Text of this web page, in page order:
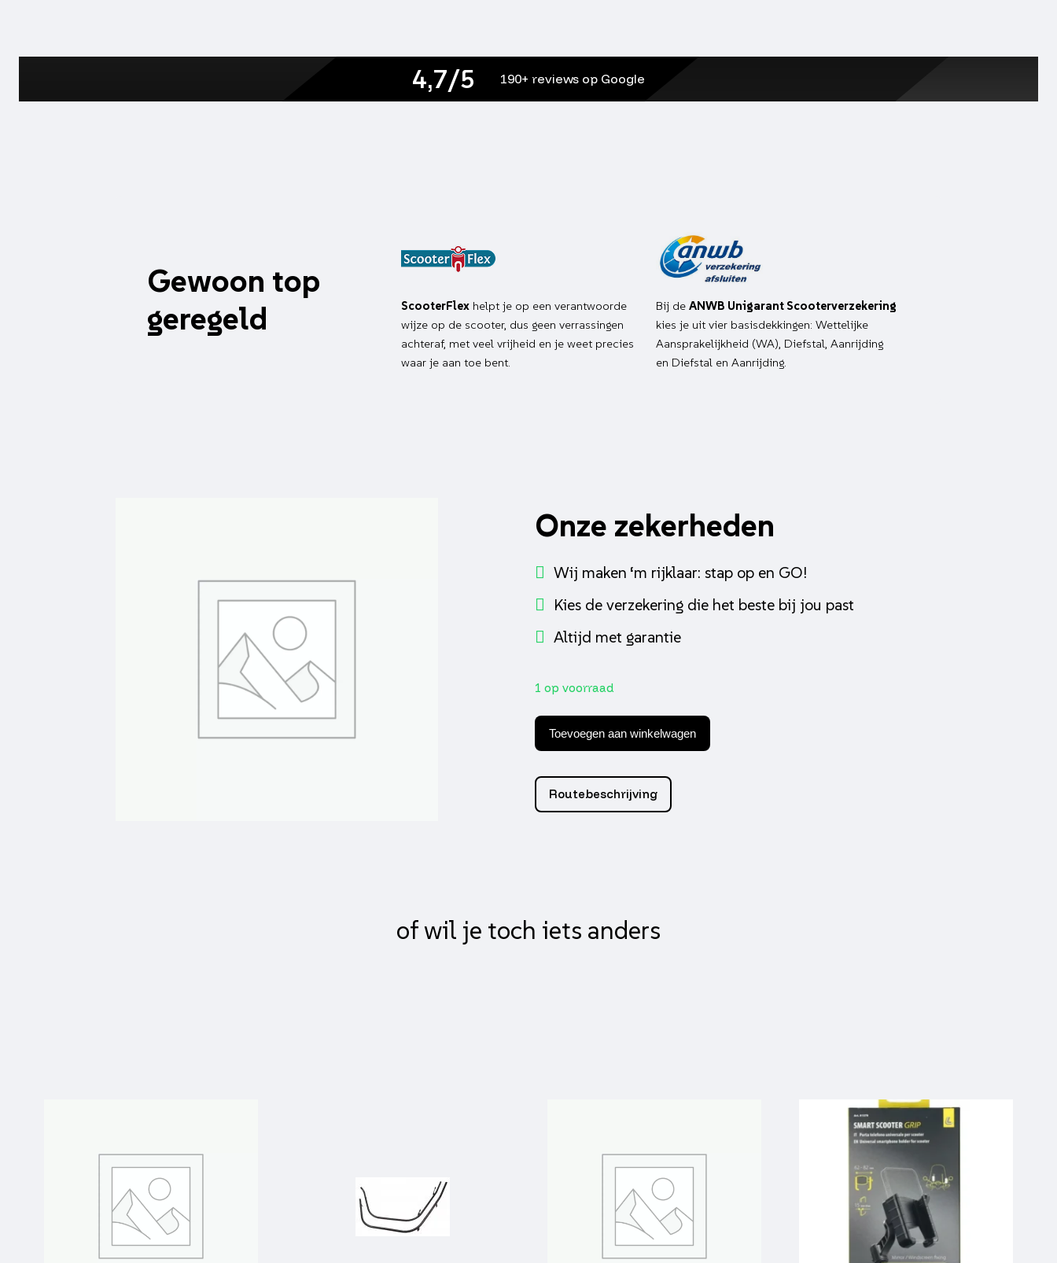
4,7/5 190+ reviews op Google
Gewoon top
geregeld
ScooterFlex helpt je op een verantwoorde
wijze op de scooter, dus geen verrassingen
achteraf, met veel vrijheid en je weet precies
waar je aan toe bent.
Bij de ANWB Unigarant Scooterverzekering
kies je uit vier basisdekkingen: Wettelijke
Aansprakelijkheid (WA), Diefstal, Aanrijding
en Diefstal en Aanrijding.
Onze zekerheden
Wij maken ‘m rijklaar: stap op en GO!
Kies de verzekering die het beste bij jou past
Altijd met garantie
1 op voorraad
Piaggio
origineel
motorophanging
zip
sp,
centro
Toevoegen aan winkelwagen
Routebeschrijving
of wil je toch iets anders